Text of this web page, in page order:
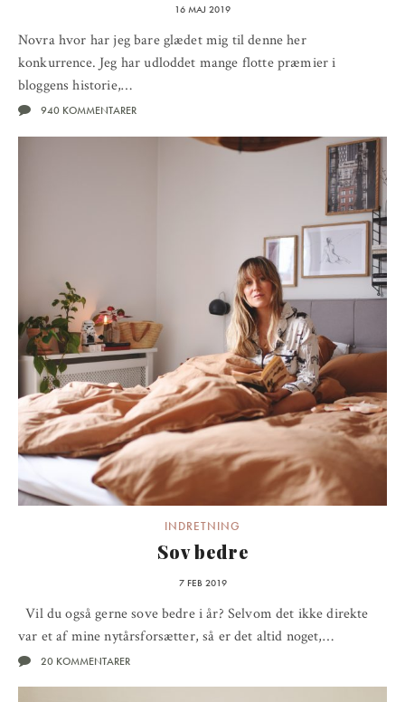
16 MAJ 2019
Novra hvor har jeg bare glædet mig til denne her
konkurrence. Jeg har udloddet mange flotte præmier i
bloggens historie,…
940 KOMMENTARER
INDRETNING
Sov bedre
7 FEB 2019
Vil du også gerne sove bedre i år? Selvom det ikke direkte
var et af mine nytårsforsætter, så er det altid noget,…
20 KOMMENTARER